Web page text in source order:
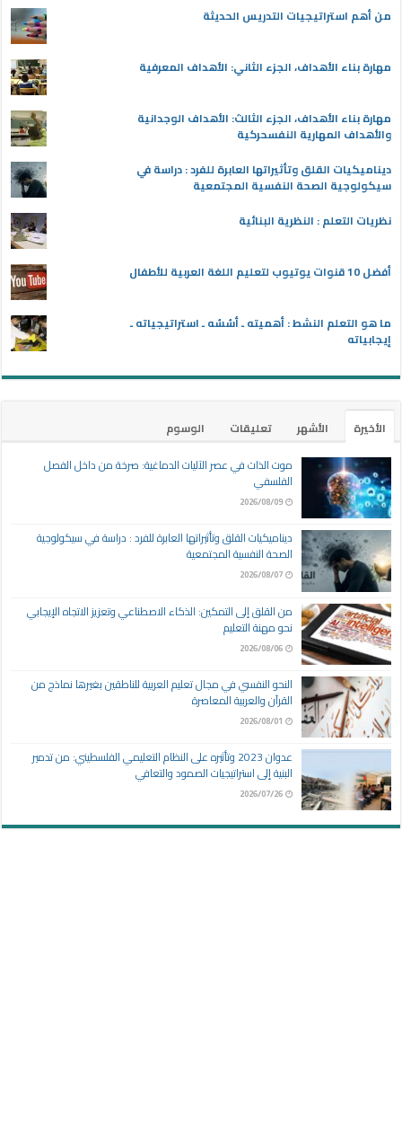
من أهم استراتيجيات التدريس الحديثة
مهارة بناء الأهداف، الجزء الثاني: الأهداف المعرفية
مهارة بناء الأهداف، الجزء الثالث: الأهداف الوجدانية
والأهداف المهارية النفسحركية
ديناميكيات القلق وتأثيراتها العابرة للفرد : دراسة في
سيكولوجية الصحة النفسية المجتمعية
نظريات التعلم : النظرية البنائية
أفضل 10 قنوات يوتيوب لتعليم اللغة العربية للأطفال
ما هو التعلم النشط : أهميته ـ أسُسُه ـ استراتيجياته ـ
إيجابياته
الأخيرة الأشهر تعليقات
الوسوم
موت الذات في عصر الآليات الدماغية: صرخة من داخل الفصل
الفلسفي
2026/08/09
ديناميكيات القلق وتأثيراتها العابرة للفرد : دراسة في سيكولوجية
الصحة النفسية المجتمعية
2026/08/07
من القلق إلى التمكين: الذكاء الاصطناعي وتعزيز الاتجاه الإيجابي
نحو مهنة التعليم
2026/08/06
النحو النفسي في مجال تعليم العربية للناطقين بغيرها نماذج من
القرآن والعربية المعاصرة
2026/08/01
عدوان 2023 وتأثيره على النظام التعليمي الفلسطيني: من تدمير
البنية إلى استراتيجيات الصمود والتعافي
2026/07/26